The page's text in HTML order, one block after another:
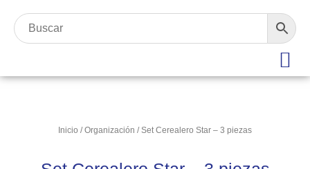
Inicio /Organización / Set Cerealero Star – 3 piezas